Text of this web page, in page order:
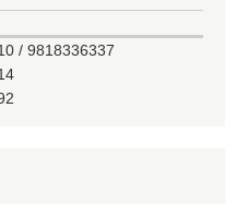
/ 9818336337